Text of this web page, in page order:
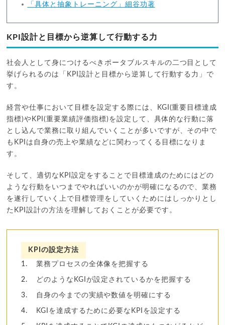
「具体と抽象トレーニング」細谷功著
KPI設計と目標から逆算して行動する力
社会人として身につけるべきポータブルスキルの二つ目として
挙げられるのは「KPI設計と目標から逆算して行動する力」で
す。
経営や仕事において目標を設定する際には、KGI(重要目標達成
指標)やKPI(重要業績評価指標)を設定して、具体的な行動に落
とし込んで業務に取り組んでいくことが多いですが、その中で
もKPIは自身の売上や業績などに関わってくる目標になりま
す。
そして、適切なKPI設定をすることで目標達成のためにはどの
ような行動をいつまでやればいいのかが明確になるので、業務
を遂行していく上で目標管理をしていくためにはしっかりとし
たKPI設計の方法を理解しておくことが必要です。
KPIの設定方法
業務プロセスの全体像を把握する
どのようなKGIが設定されているかを把握する
自身の今までの実績や数値を明確にする
KGIを達成するために必要なKPIを設定する